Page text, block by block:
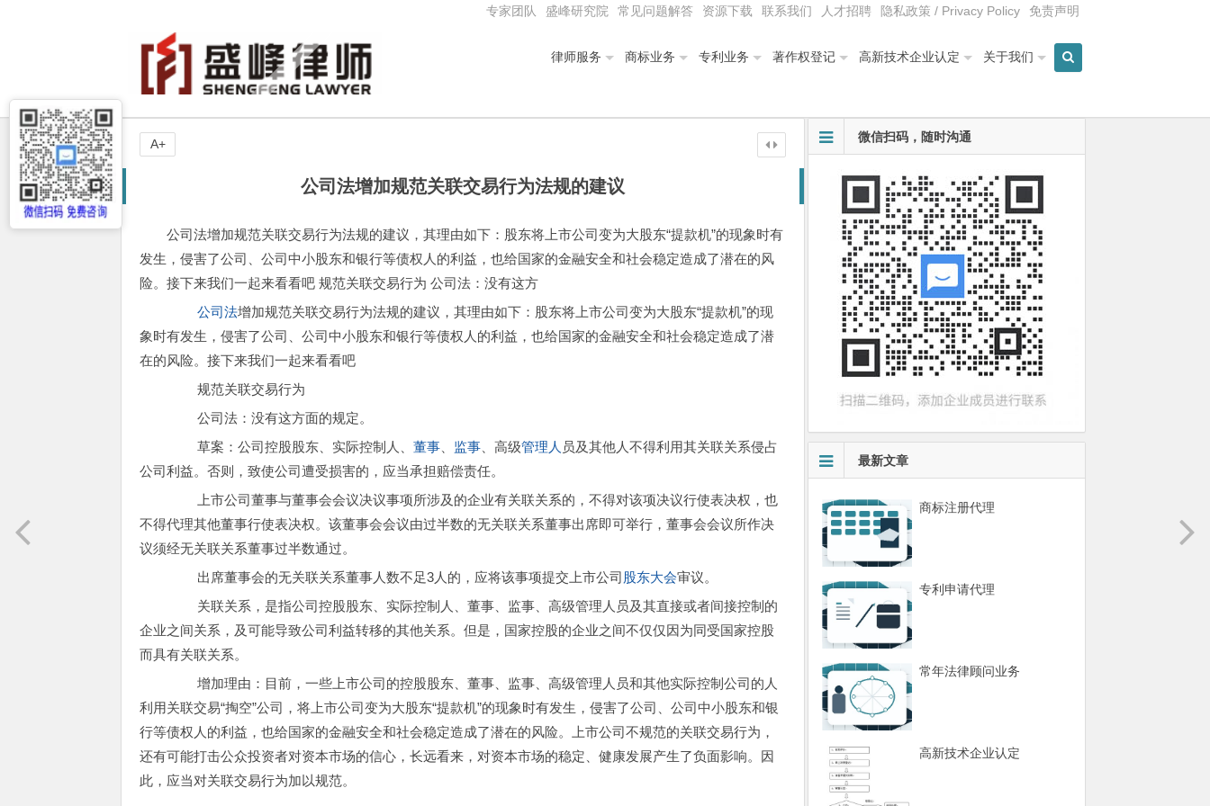
专家团队 盛峰研究院 常见问题解答 资源下载 联系我们 人才招聘 隐私政策 / Privacy Policy 免责声明
律师服务 商标业务 专利业务 著作权登记 高新技术企业认定 关于我们
公司法增加规范关联交易行为法规的建议
公司法增加规范关联交易行为法规的建议，其理由如下：股东将上市公司变为大股东“提款机”的现象时有
发生，侵害了公司、公司中小股东和银行等债权人的利益，也给国家的金融安全和社会稳定造成了潜在的风
险。接下来我们一起来看看吧 规范关联交易行为 公司法：没有这方
公司法增加规范关联交易行为法规的建议，其理由如下：股东将上市公司变为大股东“提款机”的现
象时有发生，侵害了公司、公司中小股东和银行等债权人的利益，也给国家的金融安全和社会稳定造成了潜
在的风险。接下来我们一起来看看吧
规范关联交易行为
公司法：没有这方面的规定。
草案：公司控股股东、实际控制人、董事 监事 、高级管理人 员及其他人不得利用其关联关系侵占
公司利益。否则，致使公司遭受损害的，应当承担赔偿责任。
上市公司董事与董事会会议决议事项所涉及的企业有关联关系的，不得对该项决议行使表决权，也
不得代理其他董事行使表决权。该董事会会议由过半数的无关联关系董事出席即可举行，董事会会议所作决
议须经无关联关系董事过半数通过。
出席董事会的无关联关系董事人数不足3人的，应将该事项提交上市公司股东大会审议。
关联关系，是指公司控股股东、实际控制人、董事、监事、高级管理人员及其直接或者间接控制的
企业之间关系，及可能导致公司利益转移的其他关系。但是，国家控股的企业之间不仅仅因为同受国家控股
而具有关联关系。
增加理由：目前，一些上市公司的控股股东、董事、监事、高级管理人员和其他实际控制公司的人
利用关联交易“掏空”公司，将上市公司变为大股东“提款机”的现象时有发生，侵害了公司、公司中小股东和银
行等债权人的利益，也给国家的金融安全和社会稳定造成了潜在的风险。上市公司不规范的关联交易行为，
还有可能打击公众投资者对资本市场的信心，长远看来，对资本市场的稳定、健康发展产生了负面影响。因
此，应当对关联交易行为加以规范。
A+ 微信扫码，随时沟通
最新文章
商标注册代理
专利申请代理
常年法律顾问业务
高新技术企业认定